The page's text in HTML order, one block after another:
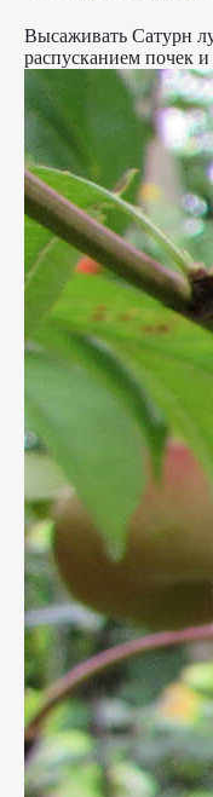
Высаживать Сатурн
распусканием почек